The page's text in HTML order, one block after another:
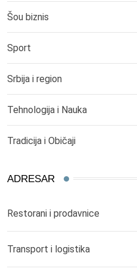
Šou biznis
Sport
Srbija i region
Tehnologija i Nauka
Tradicija i Običaji
ADRESAR
Restorani i prodavnice
Transport i logistika